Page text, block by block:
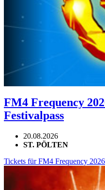
FM4 Frequency
Festivalpass
20.08.2026
ST. PÖLTEN
Tickets für FM4 Frequency